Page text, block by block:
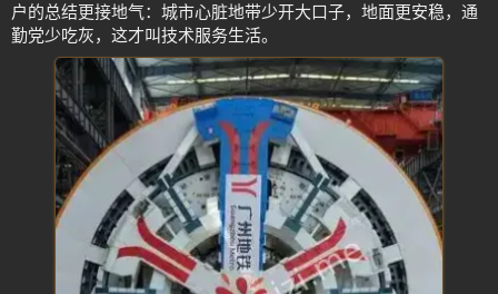
户的总结更接地气：城市心脏地带少开大口子，地面更安稳，通
勤党少吃灰，这才叫技术服务生活。